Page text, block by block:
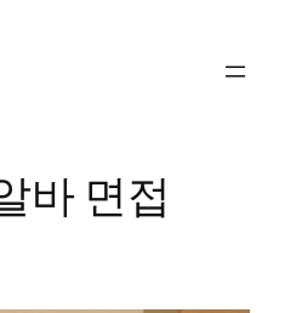
바 면접